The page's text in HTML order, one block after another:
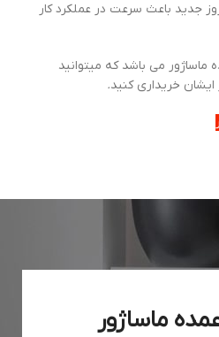
باعث سرعت در عملکرد کار
می باشد که میتوانید
خریداری کنید .
ماساژور